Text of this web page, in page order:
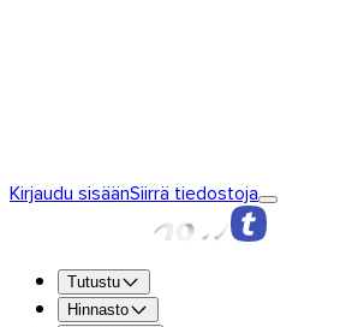
Kokeile Premiumia
Kirjaudu sisäänSiirrä tiedostoja
Tutustu
Hinnasto